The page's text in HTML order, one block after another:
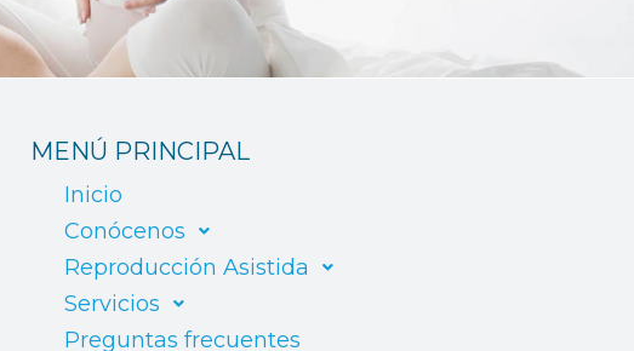
MENÚ PRINCIPAL
Inicio
Conócenos
Reproducción Asistida
Servicios
Preguntas frecuentes